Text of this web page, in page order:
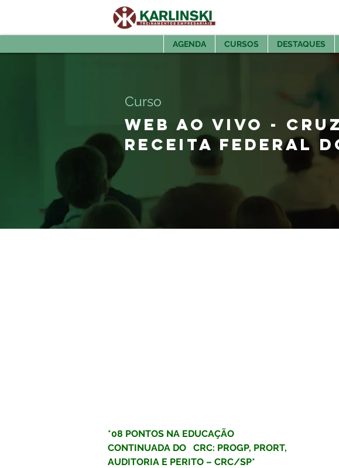
AGENDA CURSOS DESTAQUES
Curso
WEB AO VIVO -
RECEITA FEDERAL
*08 PONTOS NA EDUCAÇÃO
CONTINUADA DO   CRC: PROGP, PRORT,
AUDITORIA E PERITO – CRC/SP*